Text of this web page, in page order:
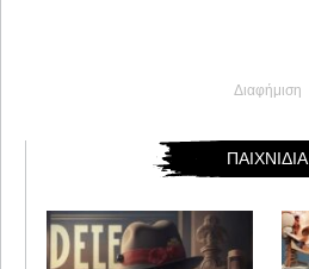
Διαφήμιση
ΠΑΙΧΝΙΔΙΑ